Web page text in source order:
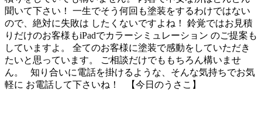
聞いて下さい！ 一生でそう何回も塗装をするわけではない
ので、絶対に失敗は したくないですよね！ 鈴覚ではお見積
りだけのお客様もiPadでカラーシミュレーション のご提案も
していますよ。 全てのお客様に塗装で感動をしていただき
たいと思っています。 ご相談だけでももちろん構いませ
ん。 知り合いに電話を掛けるような、そんな気持ちでお気
軽に お電話して下さいね！ 【今日のうさこ】